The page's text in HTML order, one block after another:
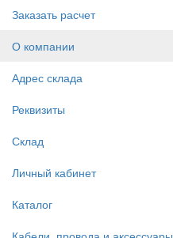
Заказать расчет
О компании
Адрес склада
Реквизиты
Склад
Личный кабинет
Каталог